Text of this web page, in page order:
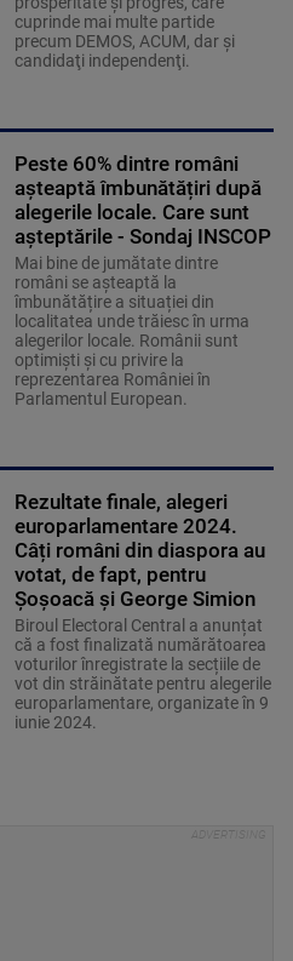
cuprinde mai multe partide
precum DEMOS, ACUM, dar şi
candidaţi independenţi.
Peste 60% dintre români
așteaptă îmbunătățiri după
alegerile locale. Care sunt
așteptările - Sondaj INSCOP
Mai bine de jumătate dintre
români se așteaptă la
îmbunătățire a situației din
localitatea unde trăiesc în urma
alegerilor locale. Românii sunt
optimiști și cu privire la
reprezentarea României în
Parlamentul European.
Rezultate finale, alegeri
europarlamentare 2024.
Câți români din diaspora au
votat, de fapt, pentru
Șoșoacă și George Simion
Biroul Electoral Central a anunțat
că a fost finalizată numărătoarea
voturilor înregistrate la secțiile de
vot din străinătate pentru alegerile
europarlamentare, organizate în 9
iunie 2024.